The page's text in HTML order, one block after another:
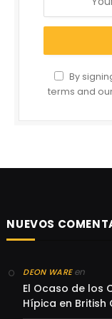
By
terms and
NUEVOS
DEON WAREen
El Ocaso de los
Hípica en British